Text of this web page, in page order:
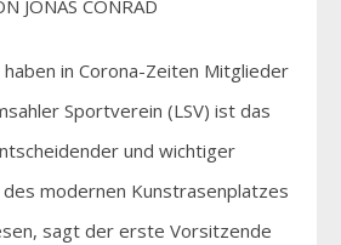
JONAS CONRAD
in Corona-Zeiten Mitglieder
Sportverein (LSV) ist das
und wichtiger
modernen Kunstrasenplatzes
sagt der erste Vorsitzende